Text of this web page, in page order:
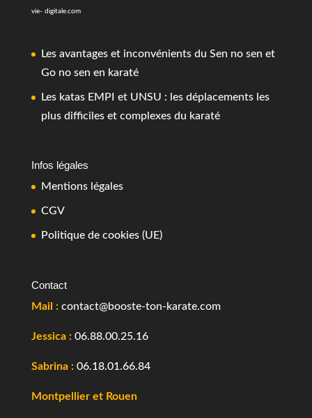
vie- digitale.com
Les avantages et inconvénients du Sen no sen et
Go no sen en karaté
Les katas EMPI et UNSU : les déplacements les
plus difficiles et complexes du karaté
Infos légales
Mentions légales
CGV
Politique de cookies (UE)
Contact
Mail : contact@booste-ton-karate.com
Jessica : 06.88.00.25.16
Sabrina : 06.18.01.66.84
Montpellier et Rouen